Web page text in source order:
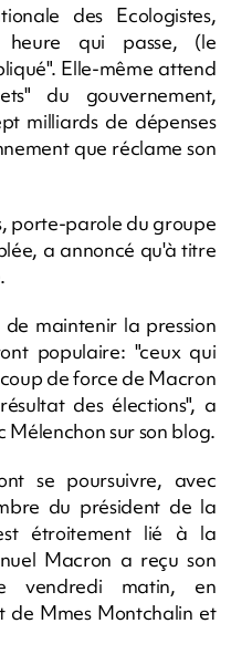
des Ecologistes,
heure qui passe, (le
Elle-même attend
du gouvernement,
milliards de dépenses
que réclame son
porte-parole du groupe
a annoncé qu'à titre
maintenir la pression
populaire: "ceux qui
de force de Macron
des élections", a
Mélenchon sur son blog.
se poursuivre, avec
du président de la
étroitement lié à la
Macron a reçu son
vendredi matin, en
de Mmes Montchalin et